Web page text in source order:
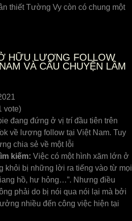
thiết Tường Vy còn có chung một
HỮU LƯỢNG FOLLOW
VÀ CÂU CHUYỆN LẦM
vote)
đang đứng ở vị trí đầu tiên trên
về lượng follow tại Việt Nam. Tuy
chia sẻ về một lỗi
kiếm: Việc có một hình xăm lớn ở
khỏi bị những lời ra tiếng vào từ mọi
hồ, hư hỏng…”. Nhưng điều
phải do bị nói qua nói lại mà bởi
nhiều đến công việc hiện tại